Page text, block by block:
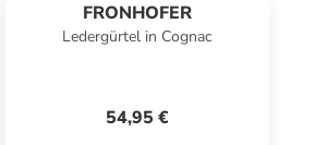
FRONHOFER
Ledergürtel in Cognac
54,95 €